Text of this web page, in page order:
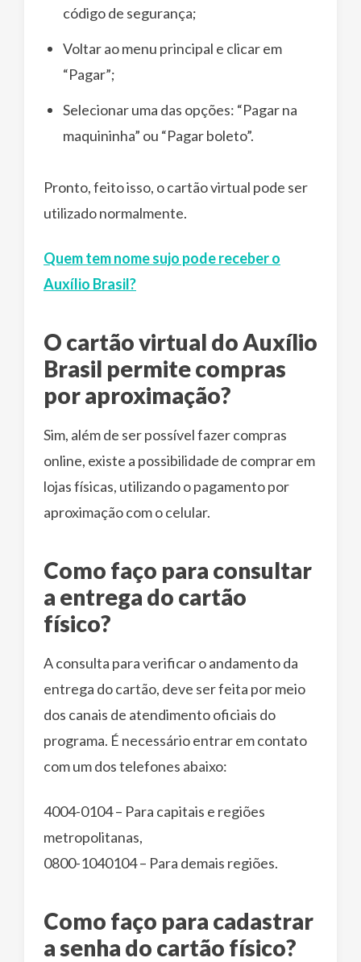
código de segurança;
Voltar ao menu principal e clicar em
“Pagar”;
Selecionar uma das opções: “Pagar na
maquininha” ou “Pagar boleto”.
Pronto, feito isso, o cartão virtual pode ser
utilizado normalmente.
Quem tem nome sujo pode receber o
Auxílio Brasil?
O cartão virtual do Auxílio
Brasil permite compras
por aproximação?
Sim, além de ser possível fazer compras
online, existe a possibilidade de comprar em
lojas físicas, utilizando o pagamento por
aproximação com o celular.
Como faço para consultar
a entrega do cartão
físico?
A consulta para verificar o andamento da
entrega do cartão, deve ser feita por meio
dos canais de atendimento oficiais do
programa. É necessário entrar em contato
com um dos telefones abaixo:
4004-0104 – Para capitais e regiões
metropolitanas,
0800-1040104 – Para demais regiões.
Como faço para cadastrar
a senha do cartão físico?